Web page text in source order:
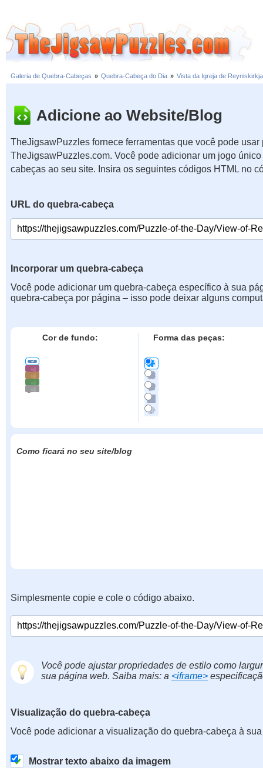
Galeria de Quebra-Cabeças » Quebra-Cabeça do Dia » Vista da Igreja de
Adicione ao Website/Blog
TheJigsawPuzzles fornece ferramentas que você pode usar
TheJigsawPuzzles.com. Você pode adicionar um jogo
cabeças ao seu site. Insira os seguintes códigos HTML no
URL do quebra-cabeça
Incorporar um quebra-cabeça
Você pode adicionar um quebra-cabeça específico à sua
quebra-cabeça por página – isso pode deixar alguns
Cor de fundo: Forma das peças:
Como ficará no seu site/blog
Simplesmente copie e cole o código abaixo.
Você pode ajustar propriedades de estilo como
sua página web. Saiba mais: a <iframe>
Visualização do quebra-cabeça
Você pode adicionar a visualização do quebra-cabeça à
Mostrar texto abaixo da imagem